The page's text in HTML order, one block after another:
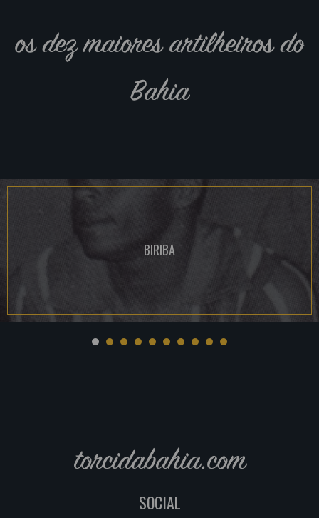
os dez maiores artilheiros do
Bahia
BIRIBA
torcidabahia.com
SOCIAL